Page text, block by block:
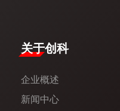
​关于创科​
企业概述
新闻中心​